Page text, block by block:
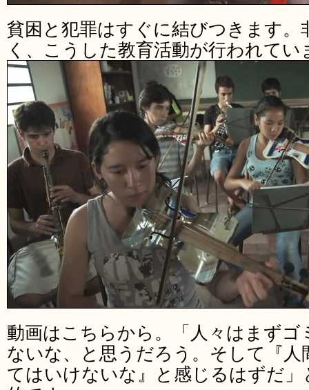
貧困と犯罪はすぐに結びつきます
く、こうした教育活動が行われてい
動画はこちらから。「人々はまず
ないな、と思うだろう。そして『
てはいけないな』と感じるはずだ